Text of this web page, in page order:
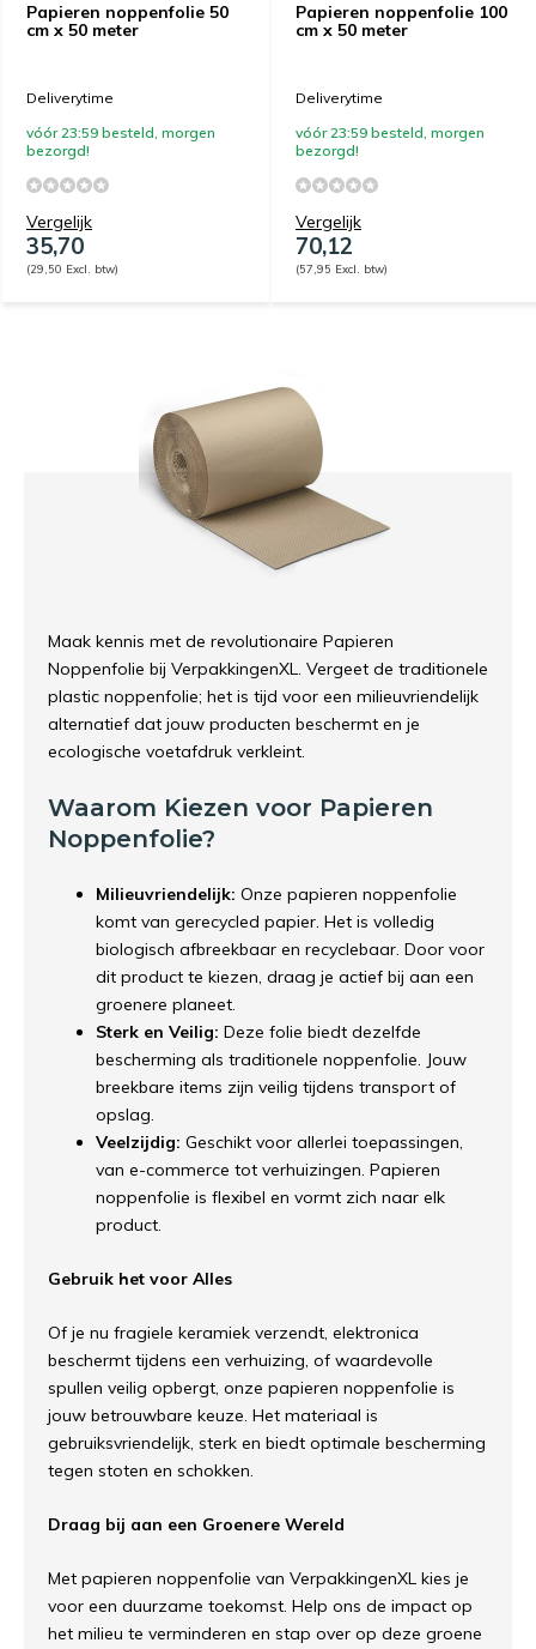
Papieren noppenfolie 50
cm x 50 meter
Deliverytime
vóór 23:59 besteld, morgen
bezorgd!
Vergelijk
35,70
(29,50 Excl. btw)
Papieren noppenfolie 100
cm x 50 meter
Deliverytime
vóór 23:59 besteld, morgen
bezorgd!
Vergelijk
70,12
(57,95 Excl. btw)
Maak kennis met de revolutionaire Papieren
Noppenfolie bij VerpakkingenXL. Vergeet de traditionele
plastic noppenfolie; het is tijd voor een milieuvriendelijk
alternatief dat jouw producten beschermt en je
ecologische voetafdruk verkleint.
Waarom Kiezen voor Papieren
Noppenfolie?
Milieuvriendelijk: Onze papieren noppenfolie
komt van gerecycled papier. Het is volledig
biologisch afbreekbaar en recyclebaar. Door voor
dit product te kiezen, draag je actief bij aan een
groenere planeet.
Sterk en Veilig: Deze folie biedt dezelfde
bescherming als traditionele noppenfolie. Jouw
breekbare items zijn veilig tijdens transport of
opslag.
Veelzijdig: Geschikt voor allerlei toepassingen,
van e-commerce tot verhuizingen. Papieren
noppenfolie is flexibel en vormt zich naar elk
product.
Gebruik het voor Alles
Of je nu fragiele keramiek verzendt, elektronica
beschermt tijdens een verhuizing, of waardevolle
spullen veilig opbergt, onze papieren noppenfolie is
jouw betrouwbare keuze. Het materiaal is
gebruiksvriendelijk, sterk en biedt optimale bescherming
tegen stoten en schokken.
Draag bij aan een Groenere Wereld
Met papieren noppenfolie van VerpakkingenXL kies je
voor een duurzame toekomst. Help ons de impact op
het milieu te verminderen en stap over op deze groene